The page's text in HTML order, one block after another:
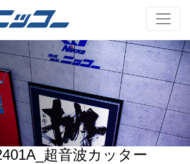
超音波カッター